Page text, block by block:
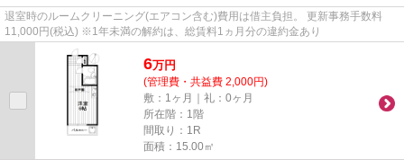
退室時のルームクリーニング(エアコン含む)費用は借主負担。 更新事務手数料
11,000円(税込) ※1年未満の解約は、総賃料1ヵ月分の違約金あり
6万円
(管理費・共益費 2,000円)
敷：1ヶ月｜礼：0ヶ月
所在階：1階
間取り：1R
面積：15.00㎡